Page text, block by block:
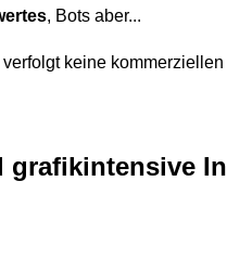
, Bots aber...
keine
grafikintensive